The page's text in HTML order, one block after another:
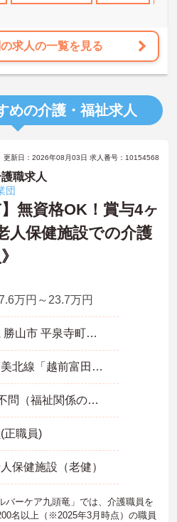
求人の一覧を見る
めの介護・福祉求人
更新日：2026年08月03日 求人番号：10154568
職求人
団
】無資格OK！賞与4ヶ
人保健施設での介護
万円～23.7万円
福井県 勝山市 平泉寺町岩ケ野第42-61
ＪＲ越美北線「越前富田駅」バス・車7分
■資格不問（福祉関係の資格や介護職員初任者研修（ヘルパー2級）以上、介護福祉士 いずれかあれば尚可）※福祉施設に経験ある方・福祉関係の資格者優遇有 ■普通自動車免許必須（ＡＴ限定可） ■必要なＰＣスキル：専用のパソコンソフトを使用して記録を行いますので、ワードを使用できる程度のスキルがあると良いです
正職員)
保健施設（老健）
バーケア九頭竜」では、介護職員を
名以上（※2025年3月時点）の職員